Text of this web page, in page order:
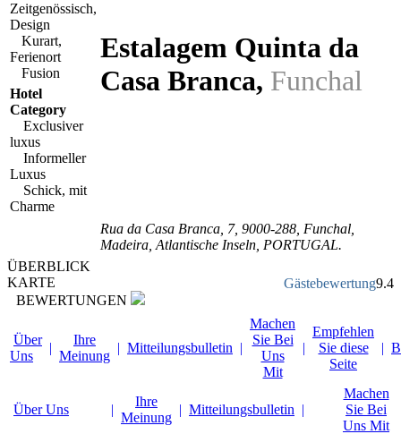
Zeitgenössisch,
Design
Kurart,
Ferienort
Fusion
Hotel
Category
Exclusiver
luxus
Informeller
Luxus
Schick, mit
Charme
Estalagem Quinta da
Casa Branca, Funchal
Rua da Casa Branca, 7, 9000-288 , Funchal,
Madeira Atlantische Inseln PORTUGAL.
Gästebewertung9.4
ÜBERBLICK
KARTE
BEWERTUNGEN
Über
Uns
|
Ihre
Meinung
| Mitteilungsbulletin |
Machen
Sie Bei
Uns
Mit
|
Empfehlen
Sie diese
Seite
|
Über Uns |
Ihre
Meinung
| Mitteilungsbulletin |
Machen
Sie Bei
Uns Mit